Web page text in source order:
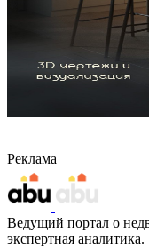
Реклама
Ведущий портал о
экспертная аналитика.